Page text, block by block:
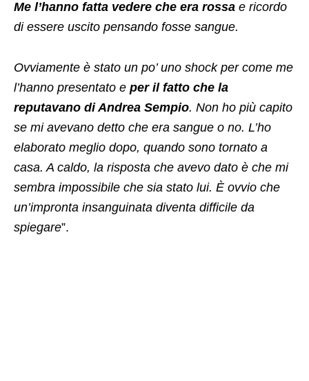
Me l’hanno fatta vedere che era rossa e ricordo
di essere uscito pensando fosse sangue.
Ovviamente è stato un po’ uno shock per come me
l’hanno presentato e per il fatto che la
reputavano di Andrea Sempio. Non ho più capito
se mi avevano detto che era sangue o no. L’ho
elaborato meglio dopo, quando sono tornato a
casa. A caldo, la risposta che avevo dato è che mi
sembra impossibile che sia stato lui. È ovvio che
un’impronta insanguinata diventa difficile da
spiegare”.